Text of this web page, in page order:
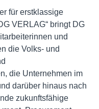
für erstklassige
VERLAG“ bringt DG
und
die Volks- und
die Unternehmen im
darüber hinaus nach
zukunftsfähige